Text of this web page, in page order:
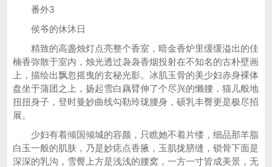
番外3
侯爷的休沐日
精致的高盏烛灯点亮整个香室，暗金香炉里缓缓溢出的佳
楠香弥散于室内，烛光透过袅袅香烟投射在不知名的古朴壁画
上，描绘出飘忽摇曳的玄秘光影。冰肌玉骨的美少妇赤身裸体
盘坐于蒲团之上，扬起雪白藕臂伸了个尽兴的懒腰，猫儿般地
扭扭身子，登时曼妙曲线勾勒玲珑腰身，硕乳丰臀更是极尽招
展。
少妇有着倾国倾城的容颜，只瞧她不着片缕，细品那羊脂
白玉一般的肌肤，乃是妙痣点香腋，玉肌拢脐缝，锁骨下面是
深深的乳沟，雪臀上方是浅浅的腰窝，一方一寸皆成美景，无